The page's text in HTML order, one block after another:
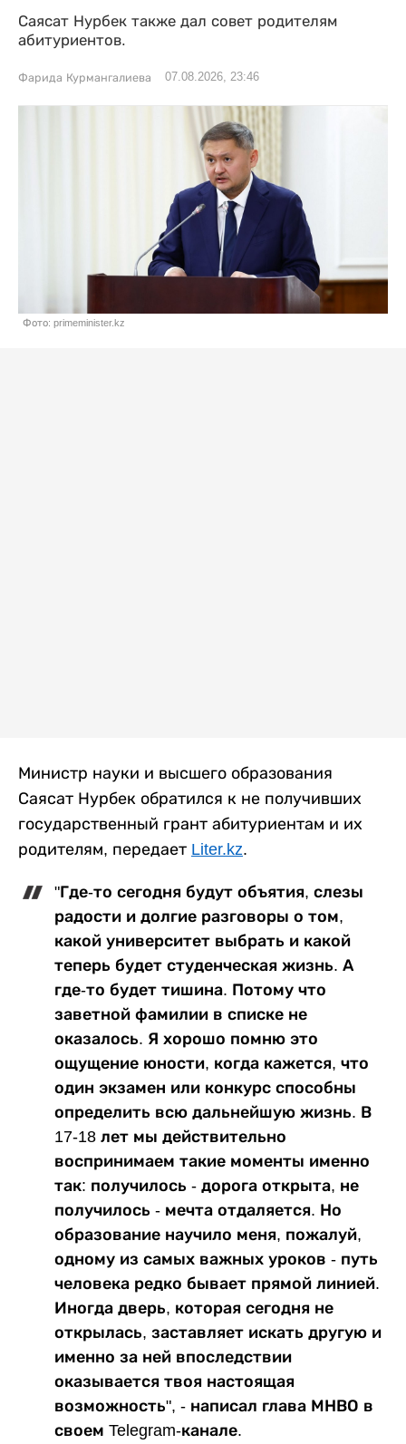
Саясат Нурбек также дал совет родителям
абитуриентов.
Фарида Курмангалиева 07.08.2026, 23:46
Фото: primeminister.kz
Министр науки и высшего образования
Саясат Нурбек обратился к не получивших
государственный грант абитуриентам и их
родителям, передает Liter.kz.
"Где-то сегодня будут объятия, слезы
радости и долгие разговоры о том,
какой университет выбрать и какой
теперь будет студенческая жизнь. А
где-то будет тишина. Потому что
заветной фамилии в списке не
оказалось. Я хорошо помню это
ощущение юности, когда кажется, что
один экзамен или конкурс способны
определить всю дальнейшую жизнь. В
17-18 лет мы действительно
воспринимаем такие моменты именно
так: получилось - дорога открыта, не
получилось - мечта отдаляется. Но
образование научило меня, пожалуй,
одному из самых важных уроков - путь
человека редко бывает прямой линией.
Иногда дверь, которая сегодня не
открылась, заставляет искать другую и
именно за ней впоследствии
оказывается твоя настоящая
возможность", - написал глава МНВО в
своем Telegram-канале.